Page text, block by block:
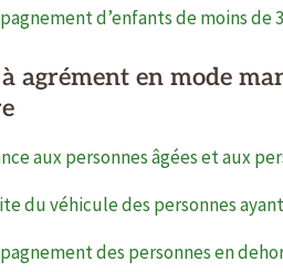
d’enfants de moins de
à agrément en mode
aux personnes âgées et aux
du véhicule des personnes
des personnes en